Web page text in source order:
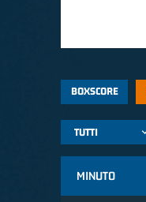
BOXSCORE
MINUTO